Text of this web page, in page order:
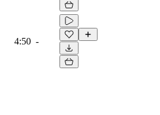
4:50 -